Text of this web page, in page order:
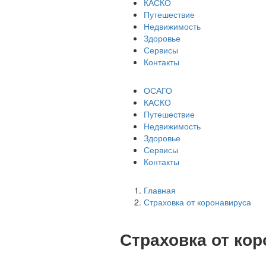
КАСКО
Путешествие
Недвижимость
Здоровье
Сервисы
Контакты
ОСАГО
КАСКО
Путешествие
Недвижимость
Здоровье
Сервисы
Контакты
Главная
Страховка от коронавируса
Страховка от